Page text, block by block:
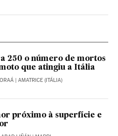
en Twitteren Instagram
Brasil en Facebook
250 o número de mortos
que atingiu a Itália
| AMATRICE (ITÁLIA)
próximo à superfície e